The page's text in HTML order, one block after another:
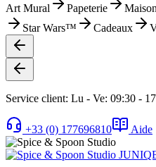
Art Mural Papeterie Maison
Star Wars™
Cadeaux
Service client: Lu - Ve: 09:30 -
+33 (0) 177696810 Aide